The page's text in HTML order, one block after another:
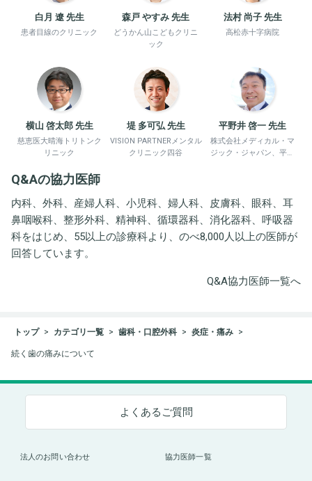
白月 遼 先生
患者目線のクリニック
森戸 やすみ 先生
どうかん山こどもクリニ
ック
法村 尚子 先生
高松赤十字病院
横山 啓太郎 先生
慈恵医大晴海トリトンク
リニック
堤 多可弘 先生
VISION PARTNERメンタル
クリニック四谷
平野井 啓一 先生
株式会社メディカル・マ
ジック・ジャパン、平野
Q&Aの協力医師
内科、外科、産婦人科、小児科、婦人科、皮膚科、眼科、耳
鼻咽喉科、整形外科、精神科、循環器科、消化器科、呼吸器
科をはじめ、55以上の診療科より、のべ8,000人以上の医師が
回答しています。
Q&A協力医師一覧へ
トップ カテゴリ一覧 歯科・口腔外科 炎症・痛み
続く歯の痛みについて
よくあるご質問
法人のお問い合わせ 協力医師一覧